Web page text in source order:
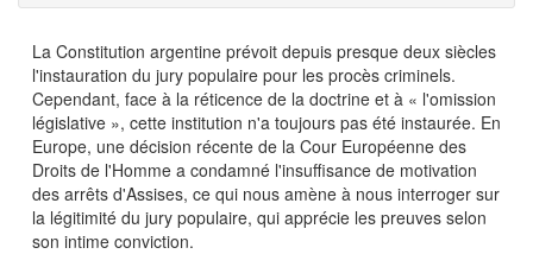
La Constitution argentine prévoit depuis presque deux siècles
l'instauration du jury populaire pour les procès criminels.
Cependant, face à la réticence de la doctrine et à « l'omission
législative », cette institution n'a toujours pas été instaurée. En
Europe, une décision récente de la Cour Européenne des
Droits de l'Homme a condamné l'insuffisance de motivation
des arrêts d'Assises, ce qui nous amène à nous interroger sur
la légitimité du jury populaire, qui apprécie les preuves selon
son intime conviction.